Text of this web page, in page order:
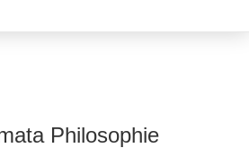
Philosophie